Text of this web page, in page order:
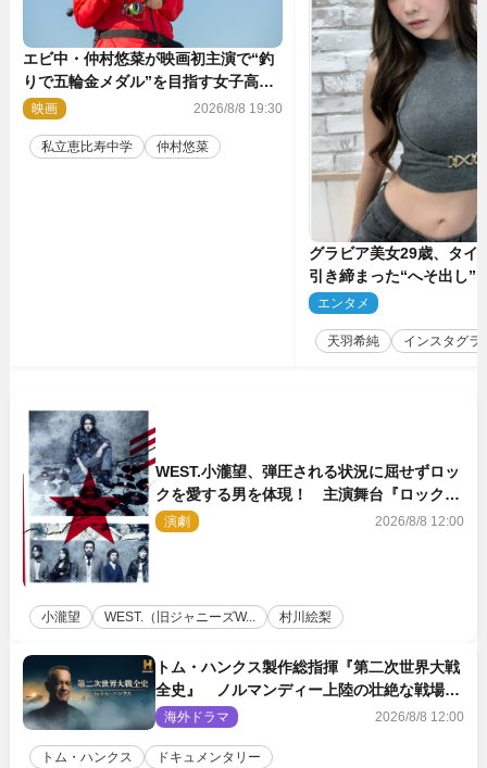
エビ中・仲村悠菜が映画初主演で“釣
りで五輪金メダル”を目指す女子高生
に！ 映画『つりこまち』今秋公開
映画 2026/8/8 19:30
私立恵比寿中学 仲村悠菜
グラビア美女29歳、タイ
引き締まった“へそ出し”
「可愛い過ぎる」
エンタメ
天羽希純 インスタグラ
WEST.小瀧望、弾圧される状況に屈せずロッ
クを愛する男を体現！ 主演舞台『ロックン
ロール』ビジュアル解禁
演劇 2026/8/8 12:00
小瀧望 WEST.（旧ジャニーズW... 村川絵梨
トム・ハンクス製作総指揮『第二次世界大戦
全史』 ノルマンディー上陸の壮絶な戦場を
収めた特別映像解禁
海外ドラマ 2026/8/8 12:00
トム・ハンクス ドキュメンタリー